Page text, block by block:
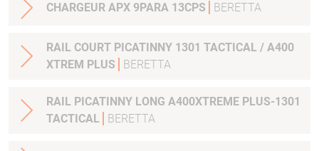
CHARGEUR APX 9PARA 13CPS BERETTA
RAIL COURT PICATINNY 1301 TACTICAL / A400
XTREM PLUS
BERETTA
RAIL PICATINNY LONG A400XTREME PLUS-1301
TACTICAL
BERETTA